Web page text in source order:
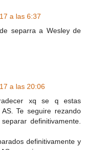
a las 6:37
separra a Wesley de
a las 20:06
xq se q estas
Te seguire rezando
definitivamente.
definitivamente y